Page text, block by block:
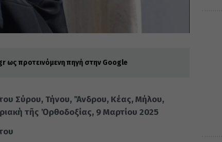
ως προτεινόμενη πηγή στην Google
Σύρου, Τήνου, Ἄνδρου, Κέας, Μήλου,
τῆς Ὀρθοδοξίας, 9 Μαρτίου 2025